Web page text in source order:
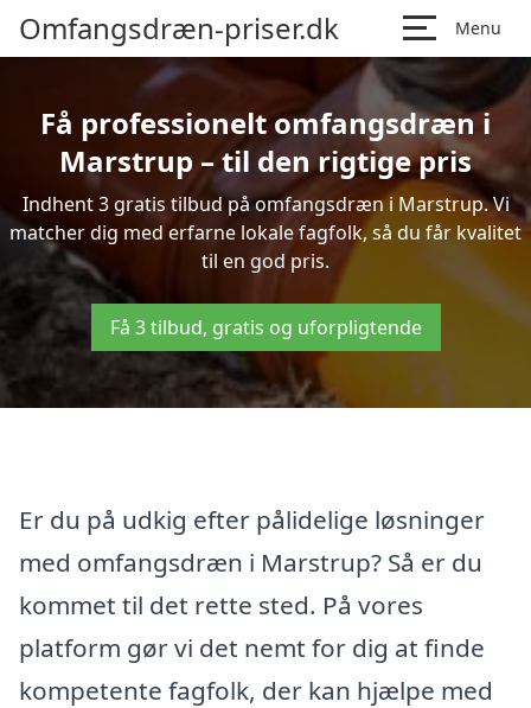
Omfangsdræn-priser.dk Menu
Få professionelt omfangsdræn i
Marstrup – til den rigtige pris
Indhent 3 gratis tilbud på omfangsdræn i Marstrup. Vi
matcher dig med erfarne lokale fagfolk, så du får kvalitet
til en god pris.
Få 3 tilbud, gratis og uforpligtende
Er du på udkig efter pålidelige løsninger
med omfangsdræn i Marstrup? Så er du
kommet til det rette sted. På vores
platform gør vi det nemt for dig at finde
kompetente fagfolk, der kan hjælpe med